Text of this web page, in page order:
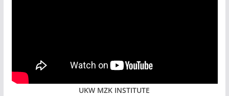
UKW MZK INSTITUTE